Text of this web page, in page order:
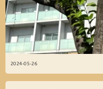
2024-05-26